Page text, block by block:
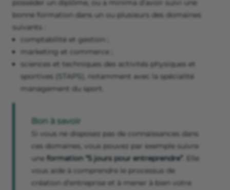
posséder un diplôme, ou a minima d’avoir suivi une
bonne formation dans un ou plusieurs des domaines
suivants :
comptabilité et gestion ;
marketing et commerce ;
sciences et techniques des activités physiques et
sportives (STAPS), notamment avec la spécialité
management du sport.
Bon à savoir
Si vous ne disposez pas de connaissances dans
ces domaines, vous pouvez par exemple suivre
une formation “5 jours pour entreprendre” . Elle
vous aide à comprendre le processus de
création d’entreprise et à mener à bien votre